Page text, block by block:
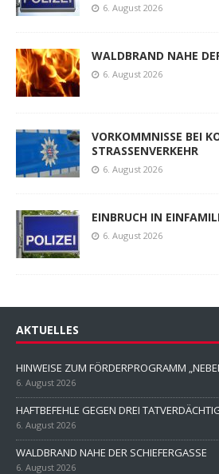
6. August 2026
WALDBRAND NAHE
6. August 2026
VORKOMMNISSE BEI
STRASSENVERKEHR
6. August 2026
EINBRUCH IN
6. August 2026
AKTUELLES
HINWEISE ZUM FÖRDERPROGRAMM
6. August 2026
HAFTBEFEHLE GEGEN DREI
6. August 2026
WALDBRAND NAHE DER SCHIEFERGASSE
6. August 2026